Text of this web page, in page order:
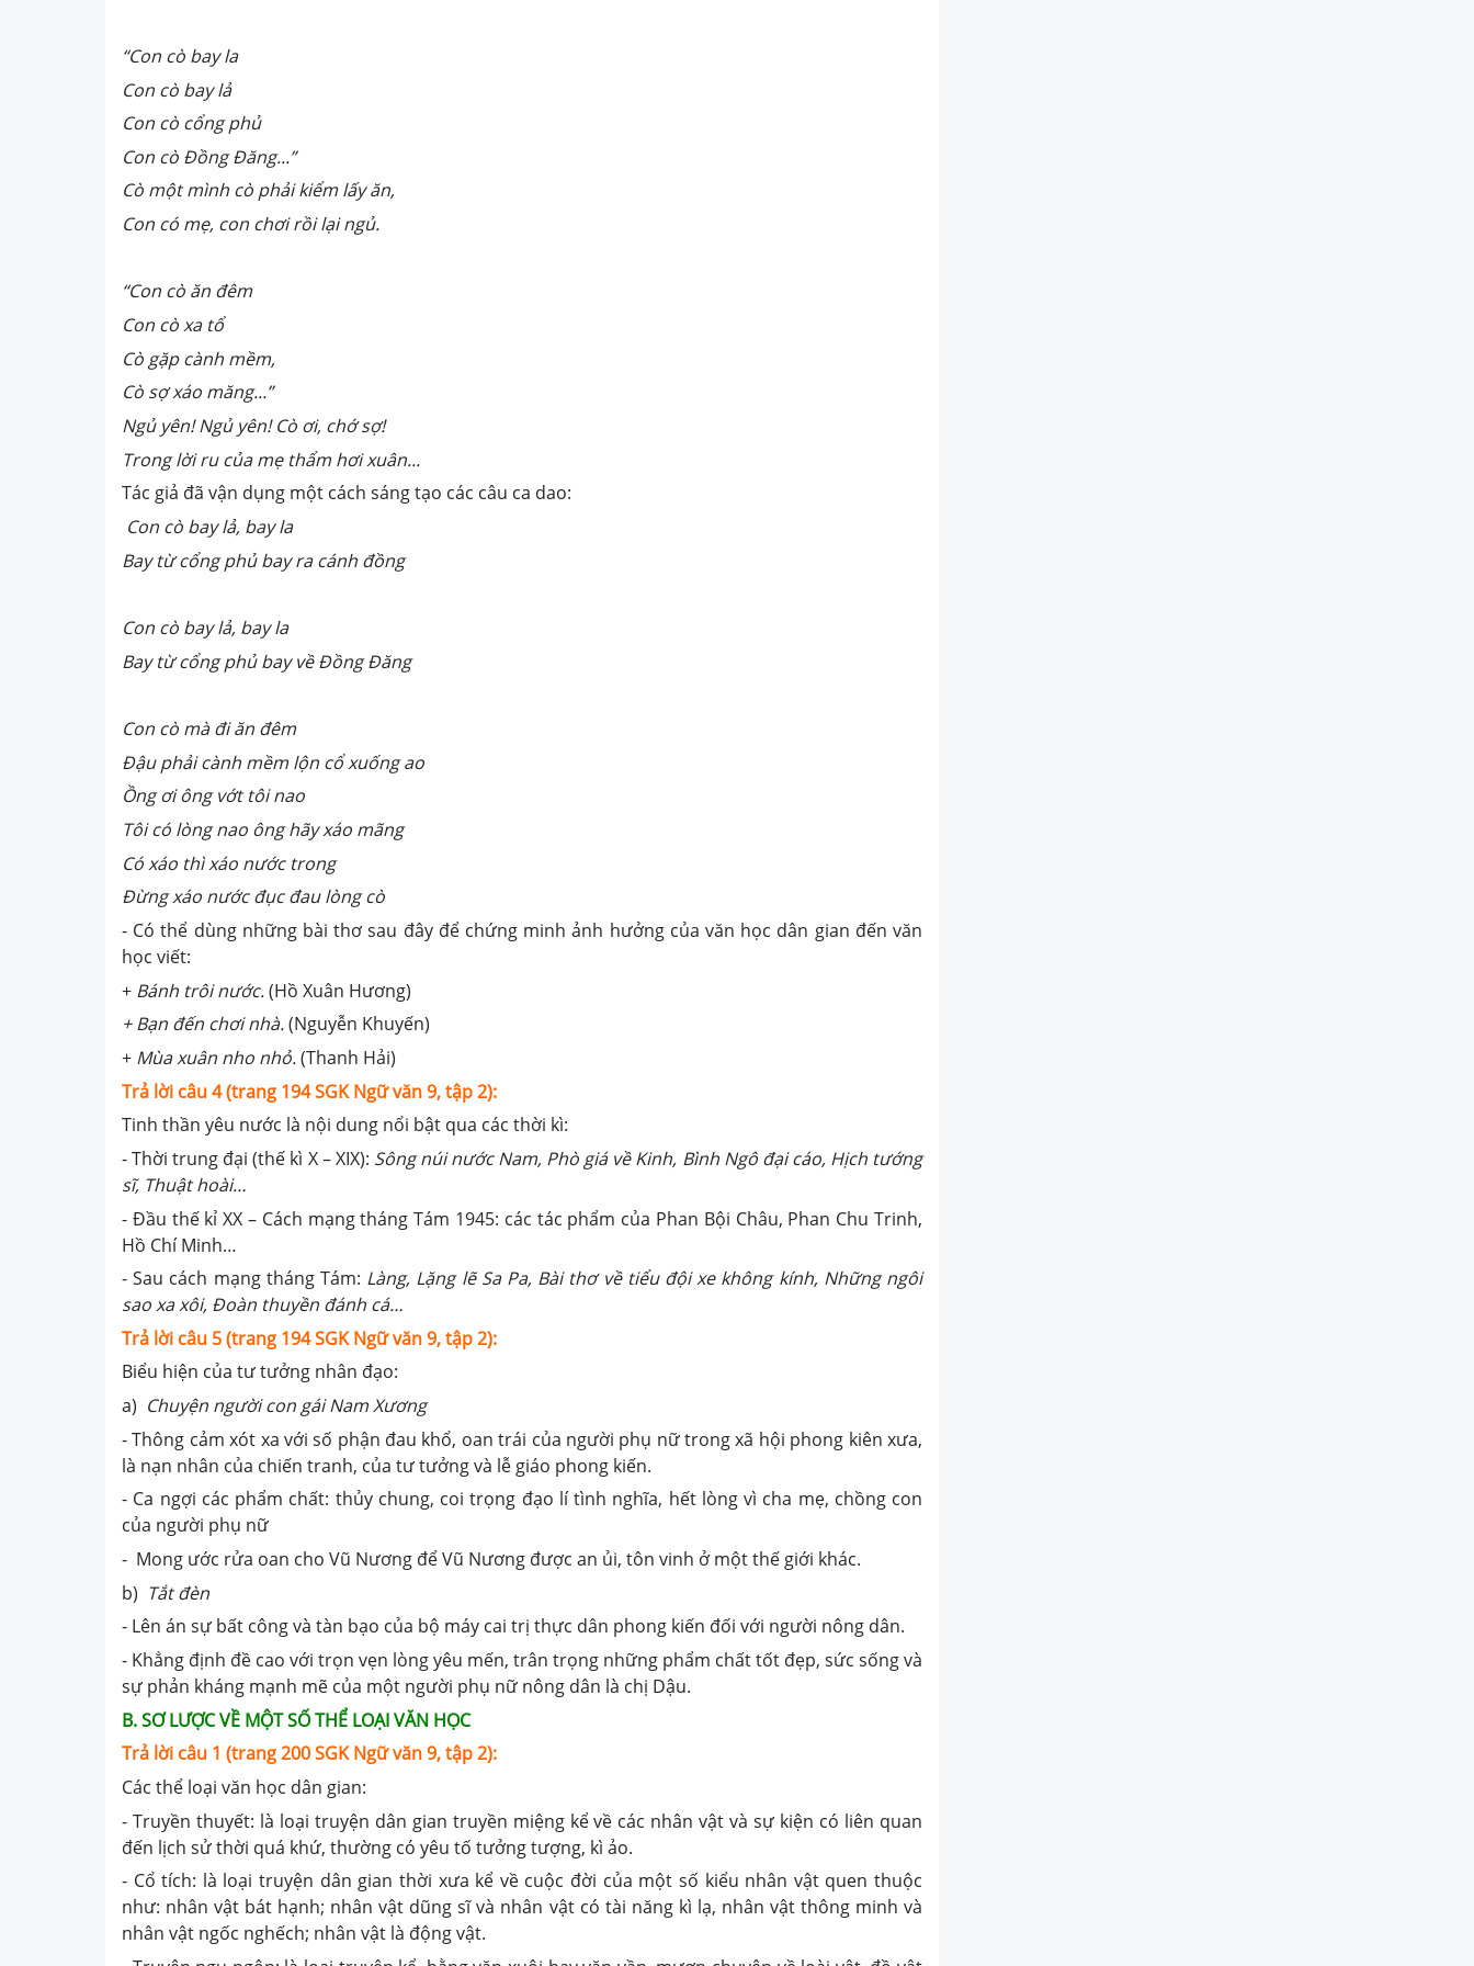
“Con cò bay la
Con cò bay lả
Con cò cổng phủ
Con cò Đồng Đăng...”
Cò một mình cò phải kiểm lấy ăn,
Con có mẹ, con chơi rồi lại ngủ.
“Con cò ăn đêm
Con cò xa tổ
Cò gặp cành mềm,
Cò sợ xáo măng...”
Ngủ yên! Ngủ yên! Cò ơi, chớ sợ!
Trong lời ru của mẹ thẩm hơi xuân...
Tác giả đã vận dụng một cách sáng tạo các câu ca dao:
Con cò bay lả, bay la
Bay từ cổng phủ bay ra cánh đồng
Con cò bay lả, bay la
Bay từ cổng phủ bay về Đồng Đăng
Con cò mà đi ăn đêm
Đậu phải cành mềm lộn cổ xuống ao
Ồng ơi ông vớt tôi nao
Tôi có lòng nao ông hãy xáo mãng
Có xáo thì xáo nước trong
Đừng xáo nước đục đau lòng cò
- Có thể dùng những bài thơ sau đây để chứng minh ảnh hưởng của văn học dân gian đến văn
học viết:
+ Bánh trôi nước.(Hồ Xuân Hương)
+ Bạn đến chơi nhà.(Nguyễn Khuyến)
+ Mùa xuân nho nhỏ.(Thanh Hải)
Trả lời câu4(trang 194 SGK Ngữ văn 9, tập 2):
Tinh thần yêu nước là nội dung nổi bật qua các thời kì:
- Thời trung đại (thế kì X – XIX): Sông núi nước Nam, Phò giá về Kinh, Bình Ngô đại cáo, Hịch tướng
sĩ, Thuật hoài…
- Đầu thế kỉ XX – Cách mạng tháng Tám 1945: các tác phẩm của Phan Bội Châu, Phan Chu Trinh,
Hồ Chí Minh…
- Sau cách mạng tháng Tám: Làng, Lặng lẽ Sa Pa, Bài thơ về tiểu đội xe không kính, Những ngôi
sao xa xôi, Đoàn thuyền đánh cá…
Trả lời câu 5 (trang 194 SGK Ngữ văn 9, tập 2):
Biểu hiện của tư tưởng nhân đạo:
a) Chuyện người con gái Nam Xương
- Thông cảm xót xa với số phận đau khổ, oan trái của người phụ nữ trong xã hội phong kiên xưa,
là nạn nhân của chiến tranh, của tư tưởng và lễ giáo phong kiến.
- Ca ngợi các phẩm chất: thủy chung, coi trọng đạo lí tình nghĩa, hết lòng vì cha mẹ, chồng con
của người phụ nữ
- Mong ước rửa oan cho Vũ Nương để Vũ Nương được an ủi, tôn vinh ở một thế giới khác.
b) Tắt đèn
- Lên án sự bất công và tàn bạo của bộ máy cai trị thực dân phong kiến đối với người nông dân.
- Khẳng định đề cao với trọn vẹn lòng yêu mến, trân trọng những phẩm chất tốt đẹp, sức sống và
sự phản kháng mạnh mẽ của một người phụ nữ nông dân là chị Dậu.
B. SƠ LƯỢC VỀ MỘT SỐ THỂ LOẠI VĂN HỌC
Trả lời câu 1 (trang200SGK Ngữ văn 9, tập 2):
Các thể loại văn học dân gian:
- Truyền thuyết: là loại truyện dân gian truyền miệng kể về các nhân vật và sự kiện có liên quan
đến lịch sử thời quá khứ, thường có yêu tố tưởng tượng, kì ảo.
- Cổ tích: là loại truyện dân gian thời xưa kể về cuộc đời của một số kiểu nhân vật quen thuộc
như: nhân vật bát hạnh; nhân vật dũng sĩ và nhân vật có tài năng kì lạ, nhân vật thông minh và
nhân vật ngốc nghếch; nhân vật là động vật.